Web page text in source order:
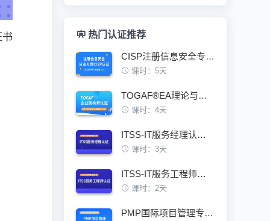
热门认证推荐
CISP注册信息安全专业人员认证培训班
课时：5天
TOGAF®EA理论与实践鉴定级认证培训班
课时：4天
ITSS-IT服务经理认证培训班
课时：3天
ITSS-IT服务工程师认证培训班
课时：2天
PMP国际项目管理专业人员资格认证培训班